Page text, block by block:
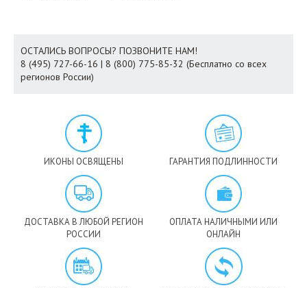
ОСТАЛИСЬ ВОПРОСЫ? ПОЗВОНИТЕ НАМ!
8 (495) 727-66-16 | 8 (800) 775-85-32 (Бесплатно со всех
регионов России)
ИКОНЫ ОСВЯЩЕНЫ ГАРАНТИЯ ПОДЛИННОСТИ
ДОСТАВКА В ЛЮБОЙ РЕГИОН
РОССИИ
ОПЛАТА НАЛИЧНЫМИ ИЛИ
ОНЛАЙН